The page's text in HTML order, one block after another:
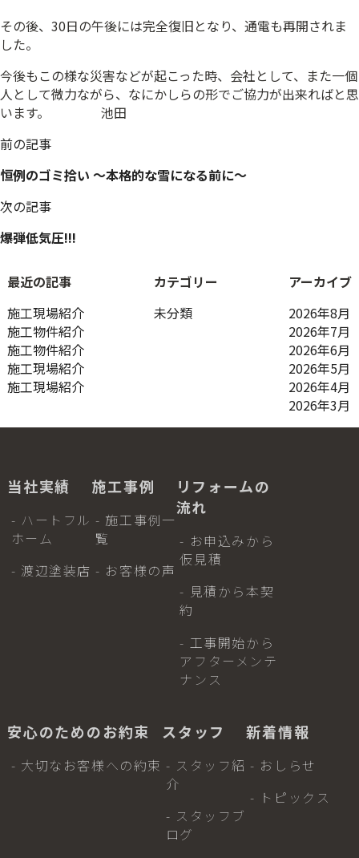
その後、30日の午後には完全復旧となり、通電も再開されま
した。
今後もこの様な災害などが起こった時、会社として、また一個
人として微力ながら、なにかしらの形でご協力が出来ればと思
います。 池田
投
ナ
ビ
ゲ
ー
ョ
ン
前の記事
恒例のゴミ拾い ～本格的な雪になる前に～
次の記事
爆弾低気圧!!!
最近の記事
施工現場紹介
施工物件紹介
施工物件紹介
施工現場紹介
施工現場紹介
カテゴリー
未分類
アーカイブ
2026年8月
2026年7月
2026年6月
2026年5月
2026年4月
2026年3月
当社実績
- ハートフル
ホーム
- 渡辺塗装店
施工事例
- 施工事例一
覧
- お客様の声
リフォームの
流れ
- お申込みから
仮見積
- 見積から本契
約
- 工事開始から
アフターメンテ
ナンス
安心のためのお約束
- 大切なお客様への約束
スタッフ
- スタッフ紹
介
- スタッフブ
ログ
新着情報
- おしらせ
- トピックス